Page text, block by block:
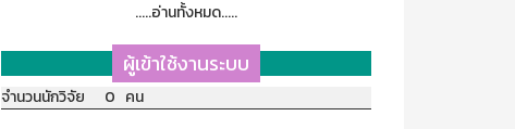
.....อ่านทั้งหมด.....
ผู้เข้าใช้งานระบบ
จำนวนนักวิจัย 0 คน